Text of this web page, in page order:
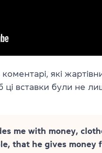
які
вставки були не
me with money,
that he gives money